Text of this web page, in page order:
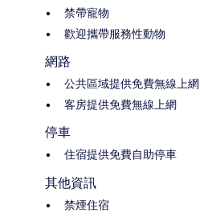
禁帶寵物
歡迎攜帶服務性動物
網路
公共區域提供免費無線上網
客房提供免費無線上網
停車
住宿提供免費自助停車
其他資訊
禁煙住宿